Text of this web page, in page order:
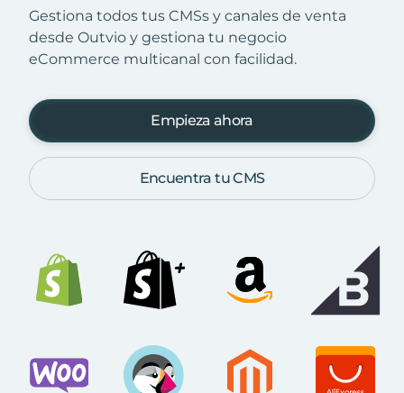
Gestiona todos tus CMSs y canales de venta
desde Outvio y gestiona tu negocio
eCommerce multicanal con facilidad.
Empieza ahora
Encuentra tu CMS